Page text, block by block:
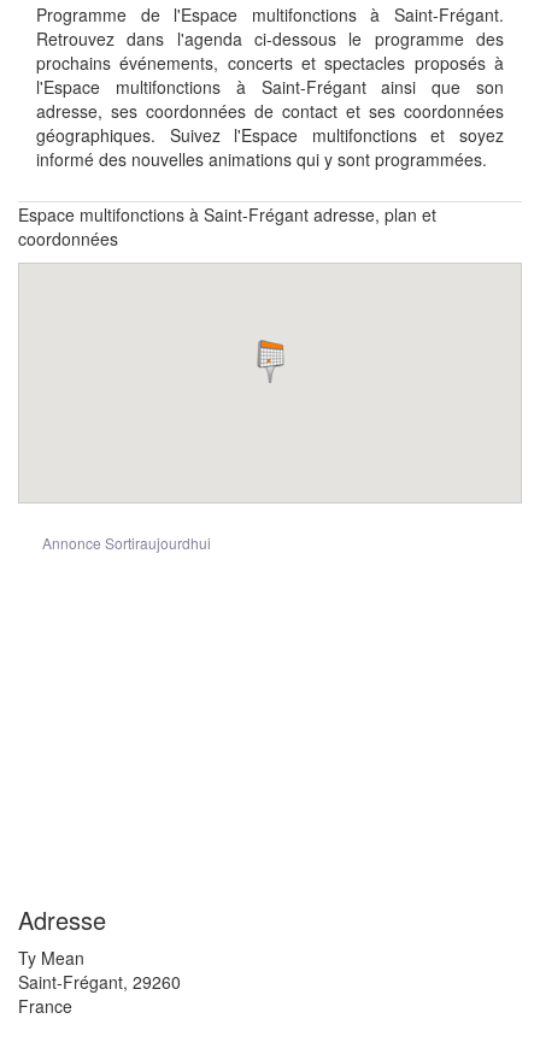
Programme de l'Espace multifonctions à Saint-Frégant.
Retrouvez dans l'agenda ci-dessous le programme des
prochains événements, concerts et spectacles proposés à
l'Espace multifonctions à Saint-Frégant ainsi que son
adresse, ses coordonnées de contact et ses coordonnées
géographiques. Suivez l'Espace multifonctions et soyez
informé des nouvelles animations qui y sont programmées.
Espace multifonctions à Saint-Frégant adresse, plan et
coordonnées
Annonce Sortiraujourdhui
Adresse
Ty Mean
Saint-Frégant, 29260
France